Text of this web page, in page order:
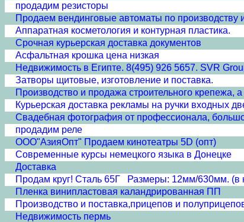
продадим резисторы
Продаем вендинговые автоматы по производству
Аппаратная косметология и контурная пластика.
Срочная курьерская доставка документов
Асфальтная крошка цена низкая
Недвижимость в Египте. 8(495) 926 5657. SVR
Затворы щитовые, изготовление и поставка.
Производство и продажа строительного
Курьерская доставка рекламы на ручки входных
Свадебная фотография от профессионала,
продадим реле
ООО"АзияОпт" Продаем кинотеатры 5D (опт)
Современные курсы немецкого языка в Донецке
Доставка
Продам круг! Сталь 65Г Размеры: 12мм/630мм. (в
Пленка винипластовая каландрированная ПП
Производство и поставка,прицепов и
Недвижимость пермь